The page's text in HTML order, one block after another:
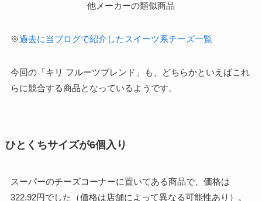
他メーカーの類似商品
※過去に当ブログで紹介したスイーツ系チーズ一覧
今回の「キリ フルーツブレンド」も、どちらかといえばこれ
らに競合する商品となっているようです。
ひとくちサイズが6個入り
スーパーのチーズコーナーに置いてある商品で、価格は
322.92円でした（価格は店舗によって異なる可能性あり）。